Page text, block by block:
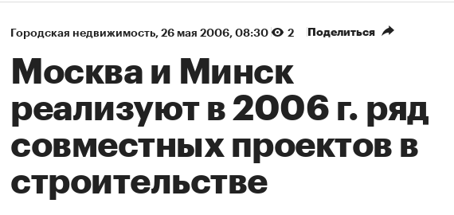
Городская недвижимость⁠, 26 мая 2006, 08:30 2 Поделиться
Москва и Минск
реализуют в 2006 г. ряд
совместных проектов в
строительстве